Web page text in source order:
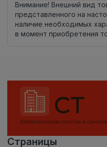
Внимание! Внешний вид
представленного на
наличие необходимых
в момент приобретения
Страницы